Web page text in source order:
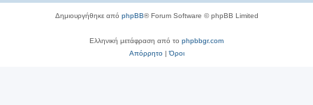
Δημιουργήθηκε από phpBB® Forum Software © phpBB Limited
Ελληνική μετάφραση από το phpbbgr.com
Απόρρητο|Όροι